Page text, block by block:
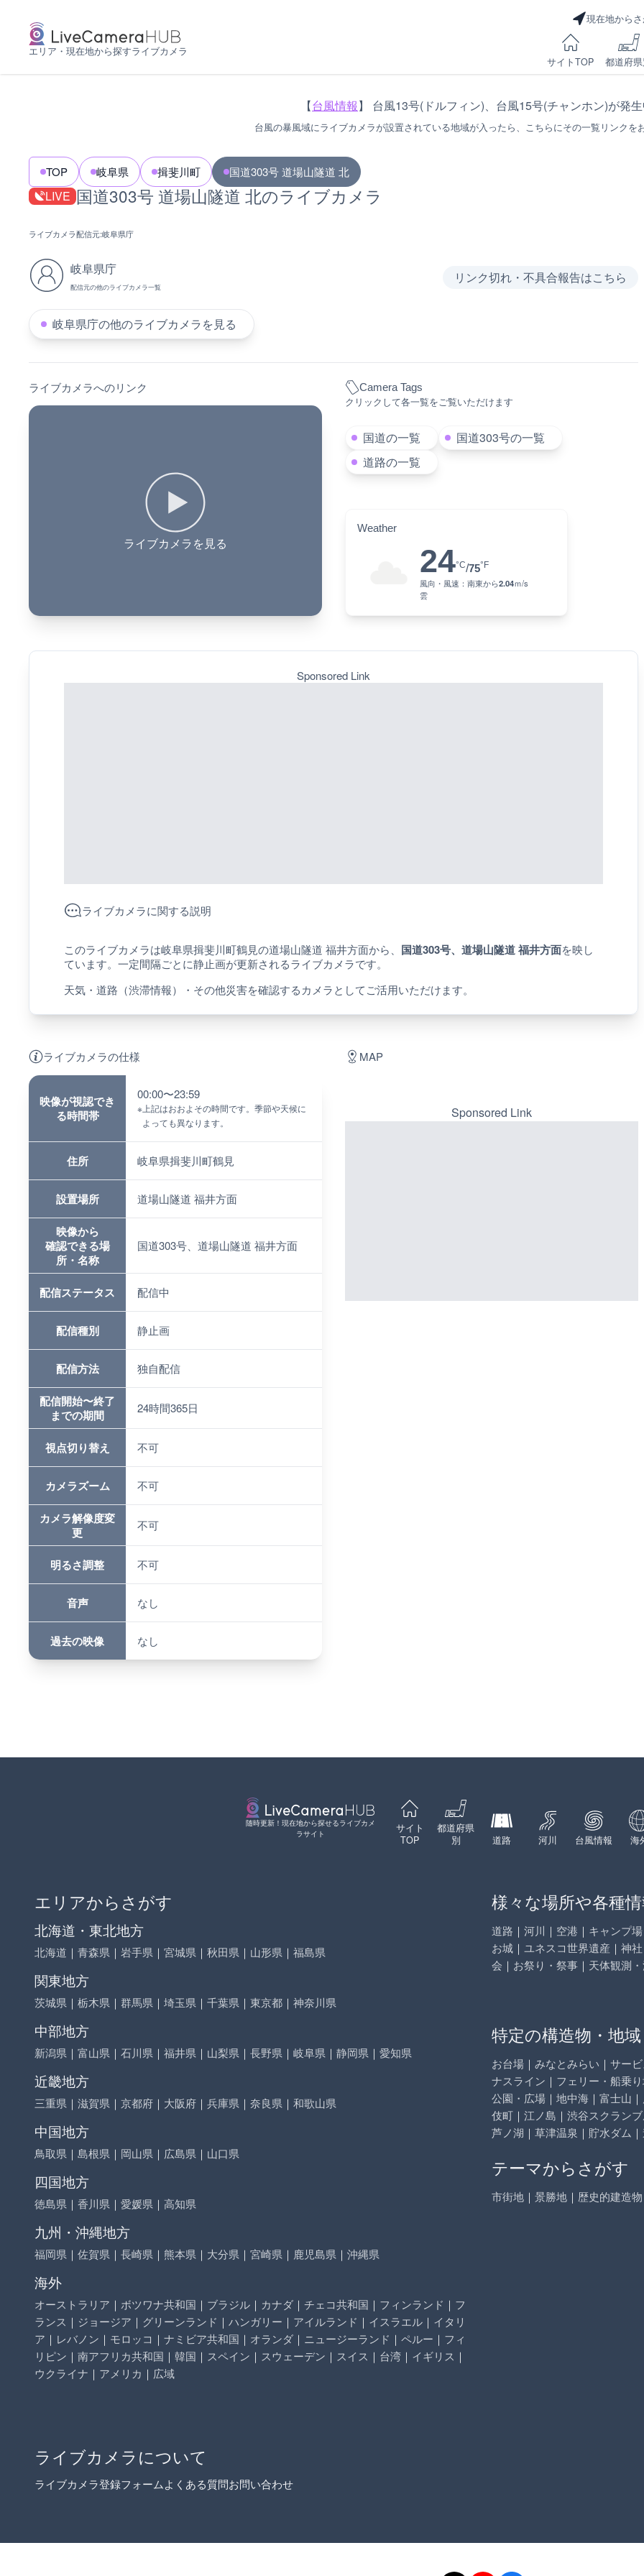
エリア・現在地から探すライブカメラ
現在地から
サイトTOP 都道府
【台風情報】 台風13号(ドルフィン)、台風15号(チャンホン)が発生
台風の暴風域にライブカメラが設置されている地域が入ったら、こちらにその一覧リンクを
TOP 岐阜県 揖斐川町 国道303号 道場山隧道 北
LIVE 国道303号 道場山隧道 北のライブカメラ
ライブカメラ配信元:岐阜県庁
岐阜県庁
配信元の他のライブカメラ一覧
リンク切れ・不具合報告はこちら
岐阜県庁の他のライブカメラを見る
ライブカメラへのリンク
ライブカメラを見る
Camera Tags
クリックして各一覧をご覧いただけます
国道の一覧
国道303号の一覧
道路の一覧
Weather
24°C/75°F
風向・風速： 南東から2.04ｍ/s
雲
Sponsored Link
ライブカメラに関する説明
このライブカメラは岐阜県揖斐川町鶴見の道場山隧道 福井方面から、 国道303号、道場山隧道 福井方面を映し
ています。一定間隔ごとに静止画が更新されるライブカメラです。
天気・道路（渋滞情報）・その他災害を確認するカメラとしてご活用いただけます。
ライブカメラの仕様
映像が視認でき
る時間帯
00:00〜23:59
※ 上記はおおよその時間です。季節や天候に
よっても異なります。
住所 岐阜県揖斐川町鶴見
設置場所 道場山隧道 福井方面
映像から
確認できる場
所・名称
国道303号、道場山隧道 福井方面
配信ステータス 配信中
配信種別 静止画
配信方法 独自配信
配信開始〜終了
までの期間
24時間365日
視点切り替え 不可
カメラズーム 不可
カメラ解像度変
更
不可
明るさ調整 不可
音声 なし
過去の映像 なし
MAP
Sponsored Link
随時更新！現在地から探せるライブカメ
ラサイト
サイト
TOP
都道府県
別
道路 河川 台風情報 海
エリアからさがす
北海道・東北地方
北海道 ｜ 青森県 ｜ 岩手県 ｜ 宮城県 ｜ 秋田県 ｜ 山形県 ｜ 福島県
関東地方
茨城県 ｜ 栃木県 ｜ 群馬県 ｜ 埼玉県 ｜ 千葉県 ｜ 東京都 ｜ 神奈川県
中部地方
新潟県 ｜ 富山県 ｜ 石川県 ｜ 福井県 ｜ 山梨県 ｜ 長野県 ｜ 岐阜県 ｜ 静岡県 ｜ 愛知県
近畿地方
三重県 ｜ 滋賀県 ｜ 京都府 ｜ 大阪府 ｜ 兵庫県 ｜ 奈良県 ｜ 和歌山県
中国地方
鳥取県 ｜ 島根県 ｜ 岡山県 ｜ 広島県 ｜ 山口県
四国地方
徳島県 ｜ 香川県 ｜ 愛媛県 ｜ 高知県
九州・沖縄地方
福岡県 ｜ 佐賀県 ｜ 長崎県 ｜ 熊本県 ｜ 大分県 ｜ 宮崎県 ｜ 鹿児島県 ｜ 沖縄県
海外
オーストラリア ｜ ボツワナ共和国 ｜ ブラジル ｜ カナダ ｜ チェコ共和国 ｜ フィンランド ｜ フ
ランス ｜ ジョージア ｜ グリーンランド ｜ ハンガリー ｜ アイルランド ｜ イスラエル ｜ イタリ
ア ｜ レバノン ｜ モロッコ ｜ ナミビア共和国 ｜ オランダ ｜ ニュージーランド ｜ ペルー ｜ フィ
リピン ｜ 南アフリカ共和国 ｜ 韓国 ｜ スペイン ｜ スウェーデン ｜ スイス ｜ 台湾 ｜ イギリス ｜
ウクライナ ｜ アメリカ ｜ 広域
様々な場所や各種
道路 ｜ 河川 ｜ 空港 ｜ キャンプ場
お城 ｜ ユネスコ世界遺産 ｜ 神社
会 ｜ お祭り・祭事 ｜ 天体観測
特定の構造物・地
お台場 ｜ みなとみらい ｜ サー
ナスライン ｜ フェリー・船乗
公園・広場 ｜ 地中海 ｜ 富士山 ｜
伎町 ｜ 江ノ島 ｜ 渋谷スクラン
芦ノ湖 ｜ 草津温泉 ｜ 貯水ダム ｜
テーマからさがす
市街地 ｜ 景勝地 ｜ 歴史的建造物
ライブカメラについて
ライブカメラ登録フォームよくある質問お問い合わせ